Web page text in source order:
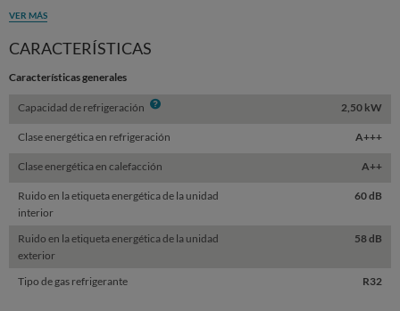
VER MÁS
CARACTERÍSTICAS
Características generales
Capacidad de refrigeración Info 2,50 kW
Clase energética en refrigeración A+++
Clase energética en calefacción A++
Ruido en la etiqueta energética de la unidad
interior
60 dB
Ruido en la etiqueta energética de la unidad
exterior
58 dB
Tipo de gas refrigerante R32